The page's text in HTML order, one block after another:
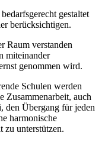
gestaltet
berücksichtigen.
Raum verstanden
miteinander
genommen wird.
Schulen werden
Zusammenarbeit, auch
den Übergang für jeden
harmonische
unterstützen.